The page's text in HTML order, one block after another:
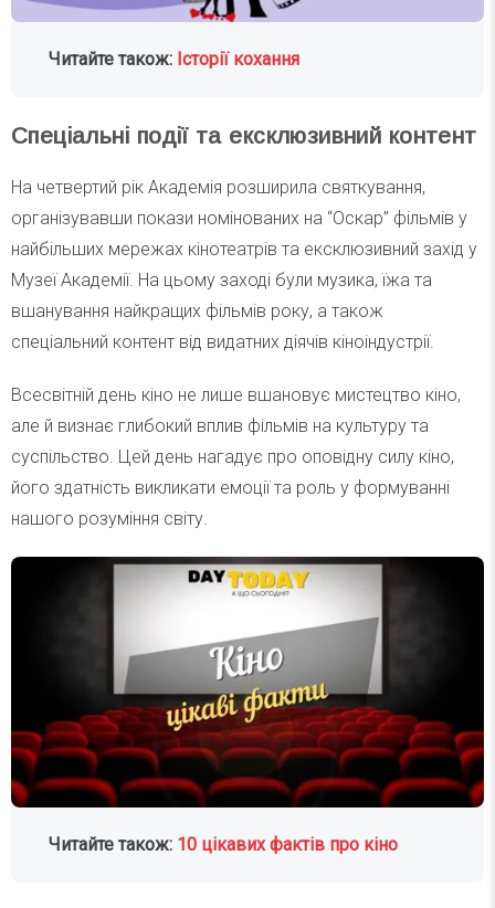
Читайте також: Історії кохання
Спеціальні події та ексклюзивний контент
На четвертий рік Академія розширила святкування,
організувавши покази номінованих на “Оскар” фільмів у
найбільших мережах кінотеатрів та ексклюзивний захід у
Музеї Академії. На цьому заході були музика, їжа та
вшанування найкращих фільмів року, а також
спеціальний контент від видатних діячів кіноіндустрії.
Всесвітній день кіно не лише вшановує мистецтво кіно,
але й визнає глибокий вплив фільмів на культуру та
суспільство. Цей день нагадує про оповідну силу кіно,
його здатність викликати емоції та роль у формуванні
нашого розуміння світу.
Читайте також: 10 цікавих фактів про кіно